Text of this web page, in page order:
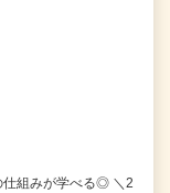
仕組みが学べる◎ ＼2